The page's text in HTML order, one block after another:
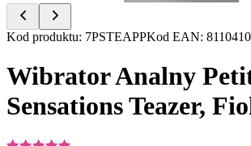
Item
of
3
Kod produktu: 7PSTEAPPKod EAN:
Wibrator Analny
Sensations Teazer,